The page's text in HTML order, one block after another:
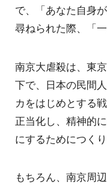
で、「あなた自身
尋ねられた際、「
南京大虐殺は、東
下で、日本の民間
カをはじめとする
正当化し、精神的
にするためにつく
もちろん、南京周